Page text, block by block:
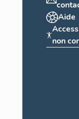
Aide
non